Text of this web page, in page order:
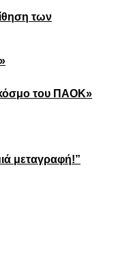
των
κόσμο του ΠΑΟΚ»
μεταγραφή!”